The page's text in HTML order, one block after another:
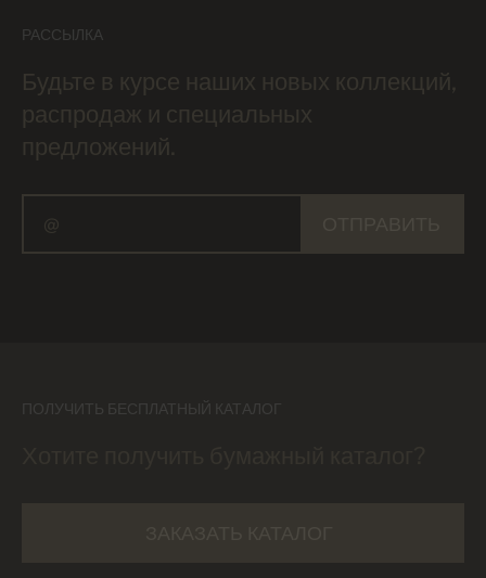
РАССЫЛКА
Будьте в курсе наших новых коллекций,
распродаж и специальных
предложений.
ПОЛУЧИТЬ БЕСПЛАТНЫЙ КАТАЛОГ